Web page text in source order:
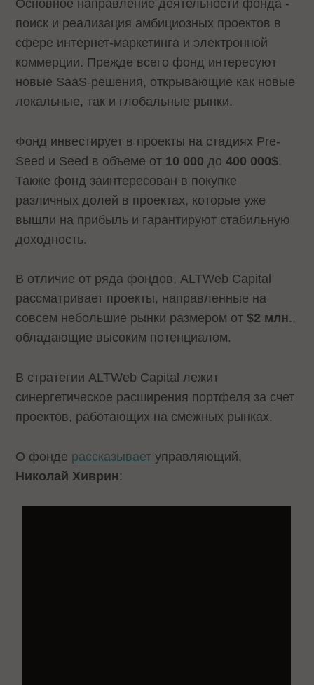
Основное направление деятельности фонда -
поиск и реализация амбициозных проектов в
сфере интернет-маркетинга и электронной
коммерции. Прежде всего фонд интересуют
новые SaaS-решения, открывающие как новые
локальные, так и глобальные рынки.
Фонд инвестирует в проекты на стадиях Pre-
Seed и Seed в объеме от 10 000 до400 000$.
Также фонд заинтересован в покупке
различных долей в проектах, которые уже
вышли на прибыль и гарантируют стабильную
доходность.
В отличие от ряда фондов, ALTWeb Capital
рассматривает проекты, направленные на
совсем небольшие рынки размером от$2 млн.,
обладающие высоким потенциалом.
В стратегии ALTWeb Capital лежит
синергетическое расширения портфеля за счет
проектов, работающих на смежных рынках.
О фонде рассказывает управляющий,
Николай Хиврин: